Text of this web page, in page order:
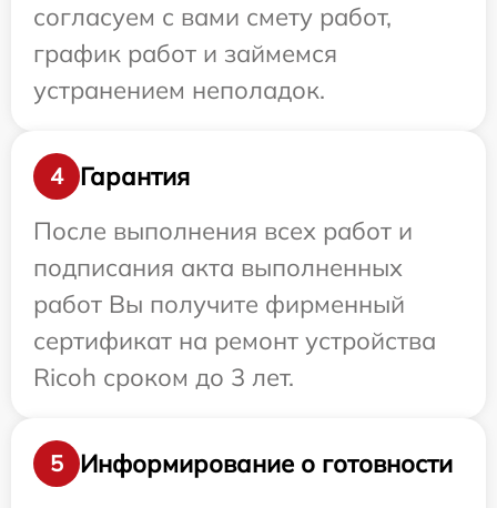
согласуем с вами смету работ,
график работ и займемся
устранением неполадок.
4
Гарантия
После выполнения всех работ и
подписания акта выполненных
работ Вы получите фирменный
сертификат на ремонт устройства
Ricoh сроком до 3 лет.
5
Информирование о готовности